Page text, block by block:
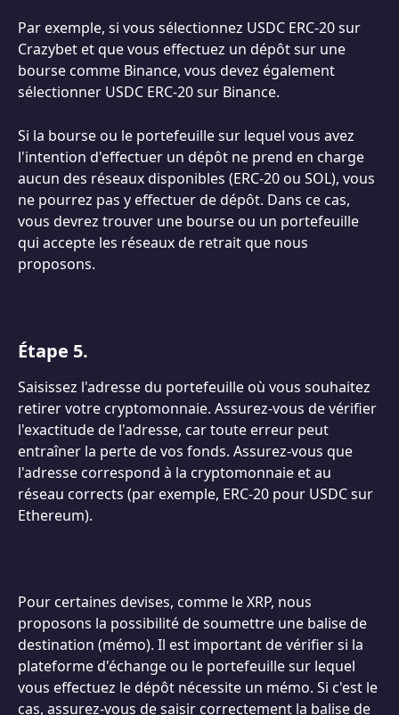
Par exemple, si vous sélectionnez USDC ERC-20 sur
Crazybet et que vous effectuez un dépôt sur une
bourse comme Binance, vous devez également
sélectionner USDC ERC-20 sur Binance.
Si la bourse ou le portefeuille sur lequel vous avez
l'intention d'effectuer un dépôt ne prend en charge
aucun des réseaux disponibles (ERC-20 ou SOL), vous
ne pourrez pas y effectuer de dépôt. Dans ce cas,
vous devrez trouver une bourse ou un portefeuille
qui accepte les réseaux de retrait que nous
proposons.
Étape 5.
Saisissez l'adresse du portefeuille où vous souhaitez
retirer votre cryptomonnaie. Assurez-vous de vérifier
l'exactitude de l'adresse, car toute erreur peut
entraîner la perte de vos fonds. Assurez-vous que
l'adresse correspond à la cryptomonnaie et au
réseau corrects (par exemple, ERC-20 pour USDC sur
Ethereum).
Pour certaines devises, comme le XRP, nous
proposons la possibilité de soumettre une balise de
destination (mémo). Il est important de vérifier si la
plateforme d'échange ou le portefeuille sur lequel
vous effectuez le dépôt nécessite un mémo. Si c'est le
cas, assurez-vous de saisir correctement la balise de